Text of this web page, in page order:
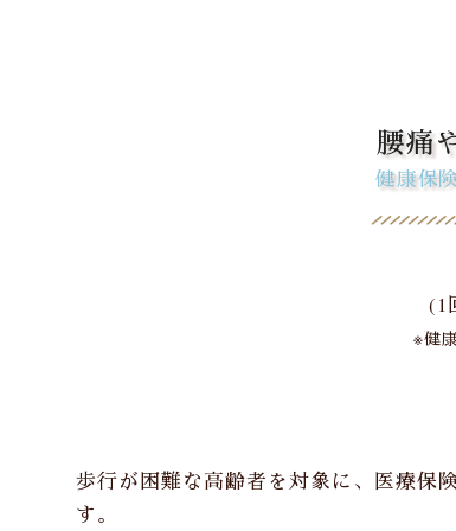
腰痛
健康保
(1
※健
歩行が困難な高齢者を対象に、医療保
す。